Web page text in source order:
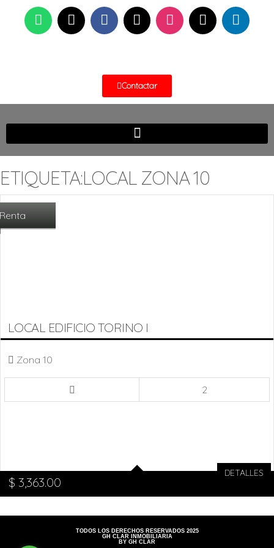
Contactar
ETIQUETA:LOCAL ZONA 10
Renta
LOCAL EDIFICIO TORINO I
$ 3,363.00
Zona 10
2
DETALLES
TODOS LOS DERECHOS RESERVADOS 2025
GH CLAR INMOBILIARIA
BY GH CLAR